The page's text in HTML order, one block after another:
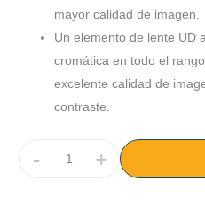
mayor calidad de imagen.
Un elemento de lente UD
cromática en todo el
excelente calidad de
contraste.
+
-